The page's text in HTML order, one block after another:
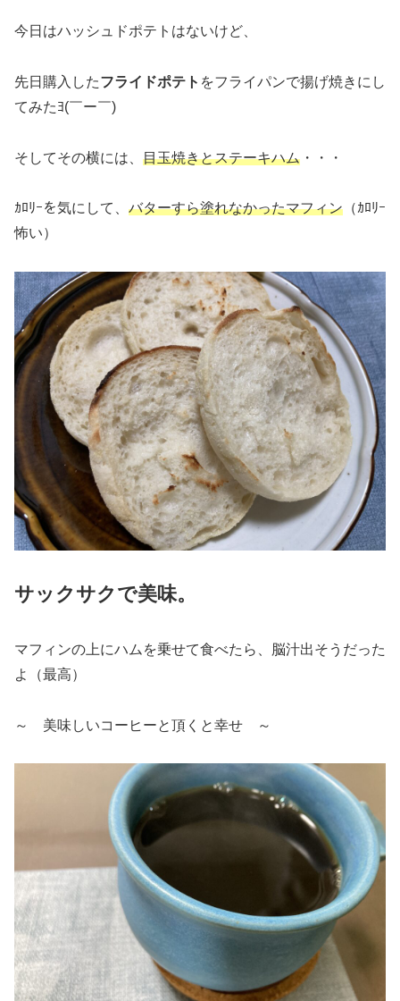
今日はハッシュドポテトはないけど、
先日購入したフライドポテト をフライパンで揚げ焼きにし
てみたﾖ(￣ー￣)
そしてその横には、 目玉焼きとステーキハム ・・・
ｶﾛﾘｰを気にして、 バターすら塗れなかったマフィン （ｶﾛﾘｰ
怖い）
サックサクで美味。
マフィンの上にハムを乗せて食べたら、脳汁出そうだった
よ（最高）
～ 美味しいコーヒーと頂くと幸せ ～